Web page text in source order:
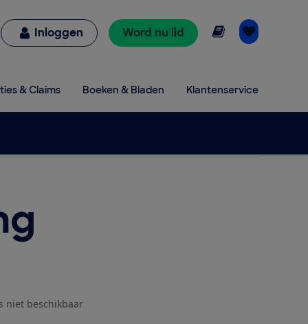
Inloggen Word nu lid Online lezen
& Claims Boeken & Bladen Klantenservice
niet beschikbaar